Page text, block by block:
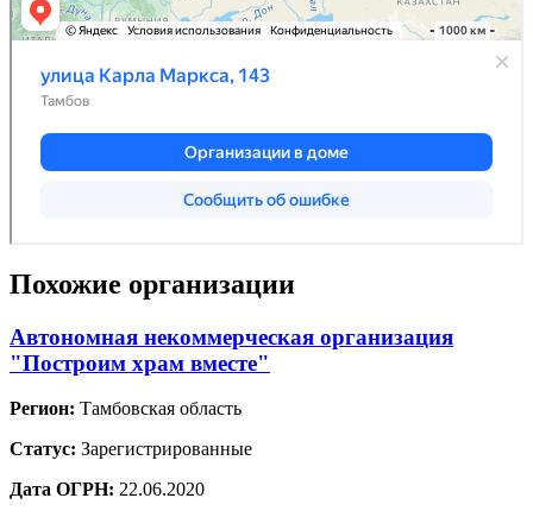
Похожие организации
Автономная некоммерческая организация
"Построим храм вместе"
Регион: Тамбовская область
Статус: Зарегистрированные
Дата ОГРН: 22.06.2020